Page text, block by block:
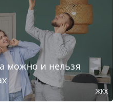
можно и нельзя
ЖКХ